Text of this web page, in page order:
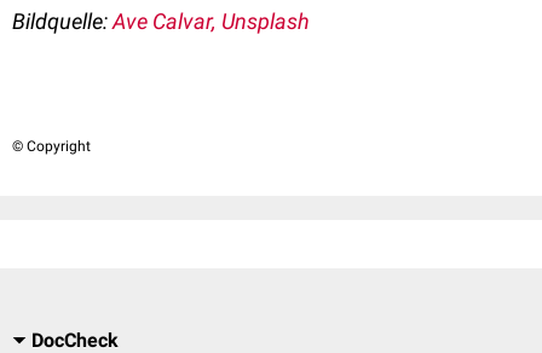
Bildquelle:Ave Calvar, Unsplash
© Copyright
DocCheck